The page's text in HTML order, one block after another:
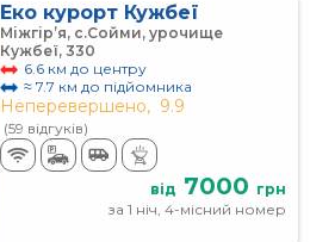
Еко курорт Кужбеї
Міжгір’я, с.Сойми, урочище
Кужбеї, 330
6.6 км до центру
≈ 7.7 км до підйомника
Неперевершено, 9.9
(59 відгуків)
від 7000 грн
за 1 ніч, 4-місний номер